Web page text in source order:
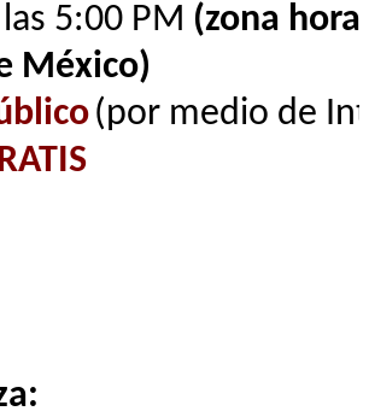
5:00 PM (zona
México)
(por medio de